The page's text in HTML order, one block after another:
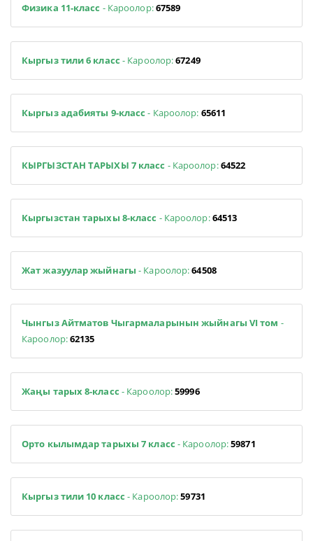
Физика 11-класс - Кароолор:67589
Кыргыз тили 6 класс - Кароолор:67249
Кыргыз адабияты 9-класс- Кароолор: 65611
КЫРГЫЗСТАН ТАРЫХЫ 7 класс - Кароолор:64522
Кыргызстан тарыхы 8-класс - Кароолор:64513
Жат жазуулар жыйнагы - Кароолор:64508
Чынгыз Айтматов Чыгармаларынын жыйнагы VI том -
Кароолор:62135
Жаңы тарых 8-класс - Кароолор:59996
Орто кылымдар тарыхы 7 класс - Кароолор:59871
Кыргыз тили 10 класс- Кароолор:59731